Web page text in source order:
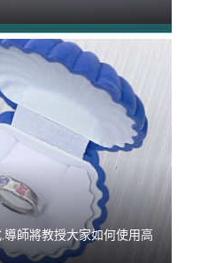
師將教授大家如何使用高